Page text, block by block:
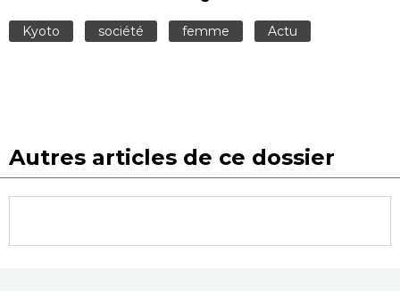
Kyoto société femme Actu
Autres articles de ce dossier